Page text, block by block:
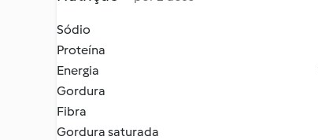
Sódio
Proteína
Energia
Gordura
Fibra
Gordura saturada